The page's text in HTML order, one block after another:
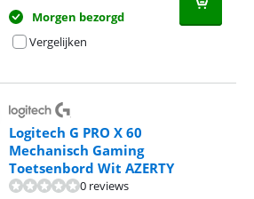
Morgen bezorgd
Vergelijken
Logitech G PRO X 60
Mechanisch Gaming
Toetsenbord Wit AZERTY
0 reviews